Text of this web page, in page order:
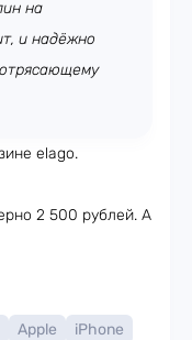
на
и надёжно
elago.
2 500 рублей. А
Apple iPhone